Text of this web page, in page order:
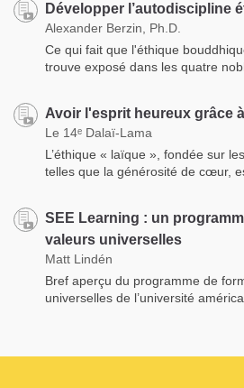
Développer l’autodiscipline
Alexander Berzin, Ph.D.
Ce qui fait que l'éthique
trouve exposé dans les quatre
Avoir l'esprit heureux grâce
Le 14ᵉ Dalaï-Lama
L’éthique « laïque », fondée sur
telles que la générosité de cœur,
SEE Learning : un
valeurs universelles
Matt Lindén
Bref aperçu du programme de
universelles de l’université